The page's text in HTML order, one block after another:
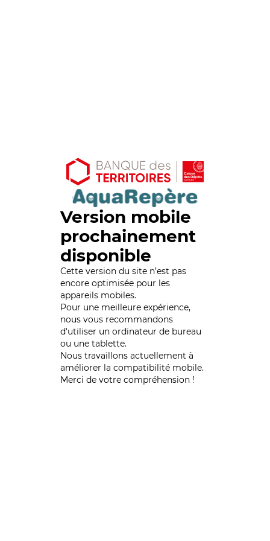
Version mobile
prochainement
disponible
Cette version du site n’est pas
encore optimisée pour les
appareils mobiles.
Pour une meilleure expérience,
nous vous recommandons
d'utiliser un ordinateur de bureau
ou une tablette.
Nous travaillons actuellement à
améliorer la compatibilité mobile.
Merci de votre compréhension !